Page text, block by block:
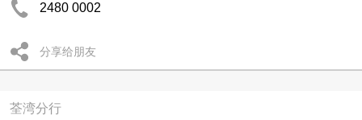
2480 0002
分享给朋友
荃湾分行